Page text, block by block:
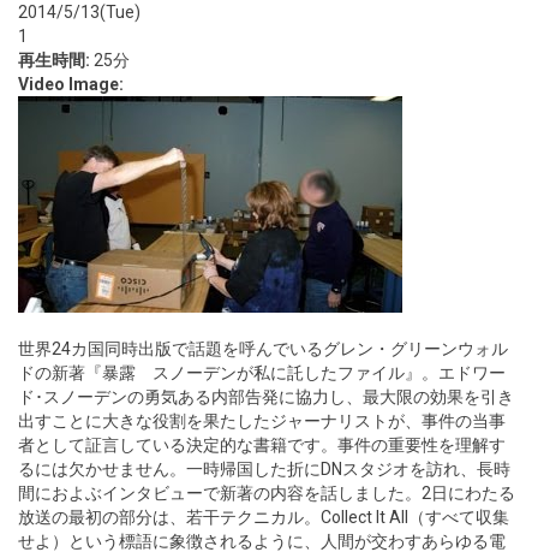
2014/5/13(Tue)
1
再生時間: 25分
Video Image:
世界24カ国同時出版で話題を呼んでいるグレン・グリーンウォル
ドの新著『暴露 スノーデンが私に託したファイル』。エドワー
ド･スノーデンの勇気ある内部告発に協力し、最大限の効果を引き
出すことに大きな役割を果たしたジャーナリストが、事件の当事
者として証言している決定的な書籍です。事件の重要性を理解す
るには欠かせません。一時帰国した折にDNスタジオを訪れ、長時
間におよぶインタビューで新著の内容を話しました。2日にわたる
放送の最初の部分は、若干テクニカル。Collect It All（すべて収集
せよ）という標語に象徴されるように、人間が交わすあらゆる電